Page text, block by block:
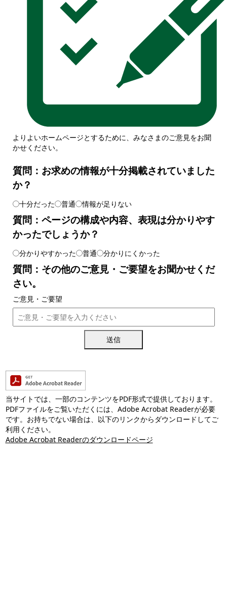
よりよいホームページとするために、みなさまのご意見をお聞
かせください。
質問：お求めの情報が十分掲載されていました
か？
十分だった 普通 情報が足りない
質問：ページの構成や内容、表現は分かりやす
かったでしょうか？
分かりやすかった 普通 分かりにくかった
質問：その他のご意見・ご要望をお聞かせくだ
さい。
ご意見・ご要望
送信
当サイトでは、一部のコンテンツをPDF形式で提供しております。
PDFファイルをご覧いただくには、Adobe Acrobat Readerが必要
です。お持ちでない場合は、以下のリンクからダウンロードしてご
利用ください。
Adobe Acrobat Readerのダウンロードページ